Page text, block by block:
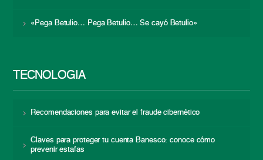
«Pega Betulio… Pega Betulio… Se cayó Betulio»
TECNOLOGÍA
Recomendaciones para evitar el fraude cibernético
Claves para proteger tu cuenta Banesco: conoce cómo
prevenir estafas